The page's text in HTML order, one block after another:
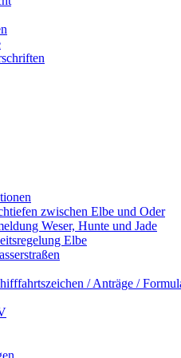
zwischen Elbe und Oder
Weser, Hunte und Jade
Elbe
/ Anträge /